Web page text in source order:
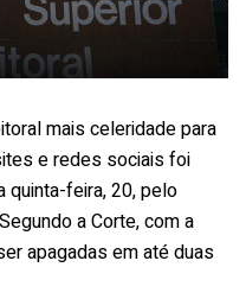
mais celeridade para
e redes sociais foi
quinta-feira, 20, pelo
a Corte, com a
apagadas em até duas